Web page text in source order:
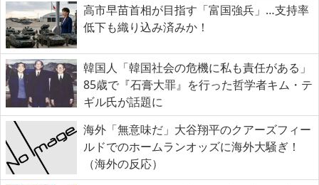
高市早苗首相が目指す「富国強兵」…支持率
低下も織り込み済みか！
韓国人「韓国社会の危機に私も責任がある」
85歳で『石膏大罪』を行った哲学者キム・テ
ギル氏が話題に
海外「無意味だ」大谷翔平のクアーズフィー
ルドでのホームランオッズに海外大騒ぎ！
（海外の反応）